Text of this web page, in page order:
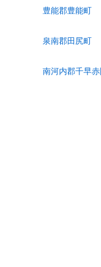
豊能郡豊能町
泉南郡田尻町
南河内郡千早